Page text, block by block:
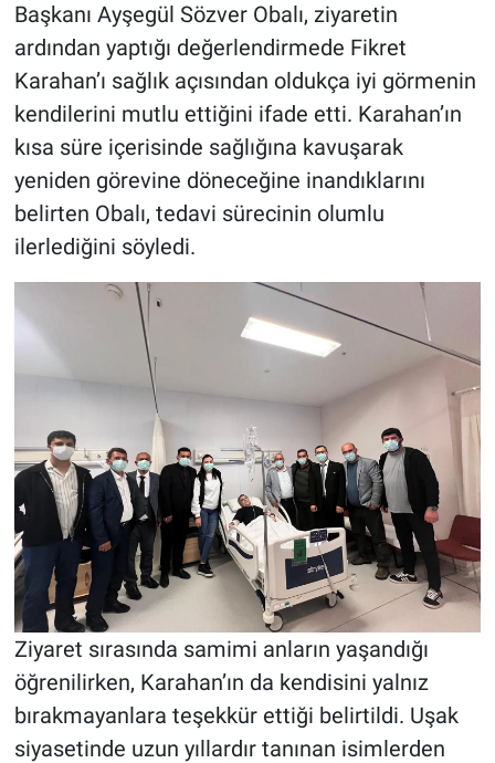
Başkanı Ayşegül Sözver Obalı, ziyaretin
ardından yaptığı değerlendirmede Fikret
Karahan’ı sağlık açısından oldukça iyi görmenin
kendilerini mutlu ettiğini ifade etti. Karahan’ın
kısa süre içerisinde sağlığına kavuşarak
yeniden görevine döneceğine inandıklarını
belirten Obalı, tedavi sürecinin olumlu
ilerlediğini söyledi.
Ziyaret sırasında samimi anların yaşandığı
öğrenilirken, Karahan’ın da kendisini yalnız
bırakmayanlara teşekkür ettiği belirtildi. Uşak
siyasetinde uzun yıllardır tanınan isimlerden